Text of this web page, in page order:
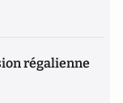
régalienne